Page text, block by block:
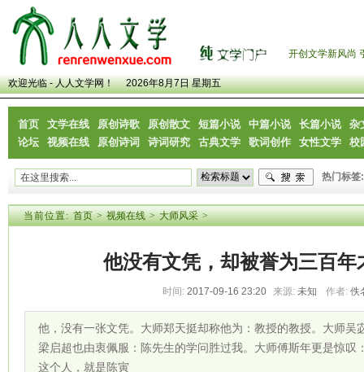
开创文学新风尚
欢迎光临 - 人人文学网！ 2026年8月7日 星期五
首页 文学在线 原创诗歌 原创散文 短篇小说 中篇小说 长篇小说
杂
论坛
视频在线 原创诗词 诗词研究 古典文学 歌词创作 女性文学 校
热门标签:
当前位置: 首页>视频在线>大师风采>
他没有文凭，却被誉为三百年
时间: 2017-09-16 23:20 来源: 未知 作者: 佚
他，没有一张文凭。大师郑天挺却称他为：教授的教授。大师吴
梁启超也由衷佩服：陈先生的学问胜过我。大师傅斯年更是惊叹
这个人，就是陈寅